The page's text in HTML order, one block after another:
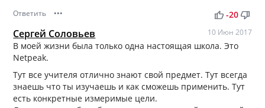
Ответить ••• thumb_up thumb_down
-20
Сергей Соловьев 10 Июн 2017
В моей жизни была только одна настоящая школа. Это
Netpeak.
Тут все учителя отлично знают свой предмет. Тут всегда
знаешь что ты изучаешь и как сможешь применить. Тут
есть конкретные измеримые цели.